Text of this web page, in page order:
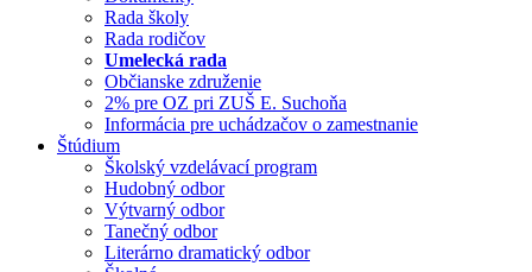
Rada školy
Rada rodičov
Umelecká rada
Občianske združenie
2% pre OZ pri ZUŠ E. Suchoňa
Informácia pre uchádzačov o zamestnanie
Štúdium
Školský vzdelávací program
Hudobný odbor
Výtvarný odbor
Tanečný odbor
Literárno dramatický odbor